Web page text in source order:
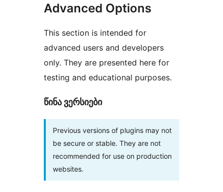
Advanced Options
This section is intended for
advanced users and developers
only. They are presented here for
testing and educational purposes.
წინა ვერსიები
Previous versions of plugins may not
be secure or stable. They are not
recommended for use on production
websites.